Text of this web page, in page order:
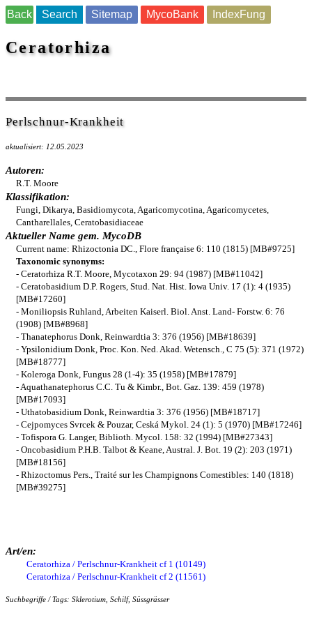
Back Search Sitemap MycoBank IndexFung
Ceratorhiza
Perlschnur-Krankheit
aktualisiert: 12.05.2023
Autoren:
R.T. Moore
Klassifikation:
Fungi, Dikarya, Basidiomycota, Agaricomycotina, Agaricomycetes,
Cantharellales, Ceratobasidiaceae
Aktueller Name gem. MycoDB
Current name: Rhizoctonia DC., Flore française 6: 110 (1815) [MB#9725]
Taxonomic synonyms:
- Ceratorhiza R.T. Moore, Mycotaxon 29: 94 (1987) [MB#11042]
- Ceratobasidium D.P. Rogers, Stud. Nat. Hist. Iowa Univ. 17 (1): 4 (1935)
[MB#17260]
- Moniliopsis Ruhland, Arbeiten Kaiserl. Biol. Anst. Land- Forstw. 6: 76
(1908) [MB#8968]
- Thanatephorus Donk, Reinwardtia 3: 376 (1956) [MB#18639]
- Ypsilonidium Donk, Proc. Kon. Ned. Akad. Wetensch., C 75 (5): 371 (1972)
[MB#18777]
- Koleroga Donk, Fungus 28 (1-4): 35 (1958) [MB#17879]
- Aquathanatephorus C.C. Tu & Kimbr., Bot. Gaz. 139: 459 (1978)
[MB#17093]
- Uthatobasidium Donk, Reinwardtia 3: 376 (1956) [MB#18717]
- Cejpomyces Svrcek & Pouzar, Ceská Mykol. 24 (1): 5 (1970) [MB#17246]
- Tofispora G. Langer, Biblioth. Mycol. 158: 32 (1994) [MB#27343]
- Oncobasidium P.H.B. Talbot & Keane, Austral. J. Bot. 19 (2): 203 (1971)
[MB#18156]
- Rhizoctomus Pers., Traité sur les Champignons Comestibles: 140 (1818)
[MB#39275]
Art/en:
Ceratorhiza / Perlschnur-Krankheit cf 1 (10149)
Ceratorhiza / Perlschnur-Krankheit cf 2 (11561)
Suchbegriffe / Tags: Sklerotium, Schilf, Süssgrässer